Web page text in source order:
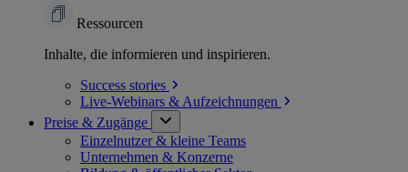
Ressourcen
Inhalte, die informieren und inspirieren.
Success stories
Live-Webinars & Aufzeichnungen
Preise & Zugänge
Einzelnutzer & kleine Teams
Unternehmen & Konzerne